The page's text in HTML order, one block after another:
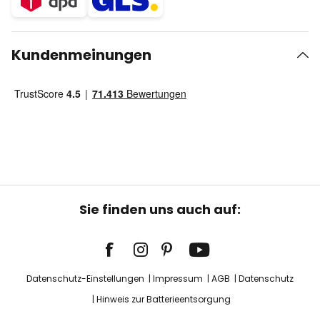
Kundenmeinungen
Sie finden uns auch auf:
Datenschutz-Einstellungen Impressum AGB
Datenschutz
Hinweis zur Batterieentsorgung